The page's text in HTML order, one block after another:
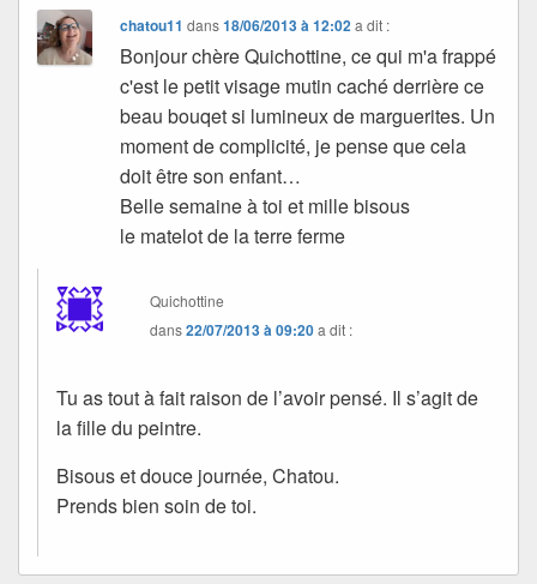
chatou11 dans18/06/2013 à 12:02 a dit :
Bonjour chère Quichottine, ce qui m'a frappé
c'est le petit visage mutin caché derrière ce
beau bouqet si lumineux de marguerites. Un
moment de complicité, je pense que cela
doit être son enfant…
Belle semaine à toi et mille bisous
le matelot de la terre ferme
Quichottine
dans22/07/2013 à 09:20a dit :
Tu as tout à fait raison de l’avoir pensé. Il s’agit de
la fille du peintre.
Bisous et douce journée, Chatou.
Prends bien soin de toi.